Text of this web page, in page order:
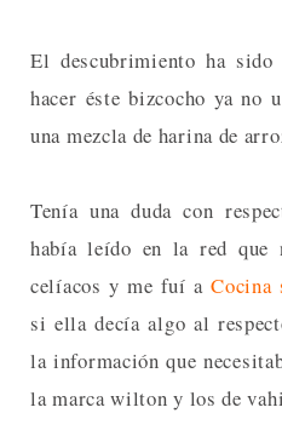
El descubrimiento ha
hacer éste bizcocho ya no
una mezcla de harina de
Tenía una duda con
había leído en la red que
celíacos y me fuí aCocina
si ella decía algo al
la información que
la marca wilton y los de